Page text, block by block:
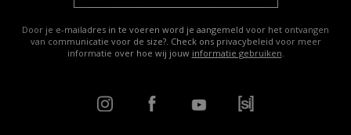
Door je e-mailadres in te voeren word je aangemeld voor het ontvangen
van communicatie voor de size?. Check ons privacybeleid voor meer
informatie over hoe wij jouw informatie gebruiken.